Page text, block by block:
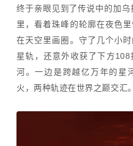
终于亲眼见到了传说中的加
里，看着珠峰的轮廓在夜色
在天空里画圈。守了几个小
星轨，还意外收获了下方
河。一边是跨越亿万年的星
火，两种轨迹在世界之巅交汇。